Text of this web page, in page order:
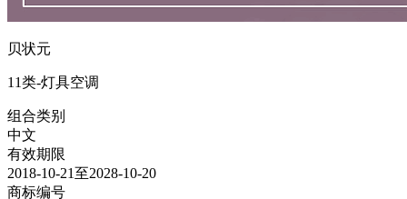
贝状元
11类-灯具空调
组合类别
中文
有效期限
2018-10-21至2028-10-20
商标编号